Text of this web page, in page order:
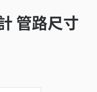
管路尺寸